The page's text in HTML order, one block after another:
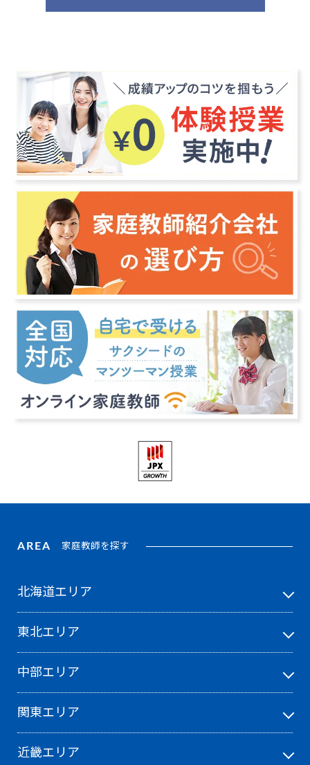
AREA 家庭教師を探す
北海道エリア
東北エリア
中部エリア
関東エリア
近畿エリア